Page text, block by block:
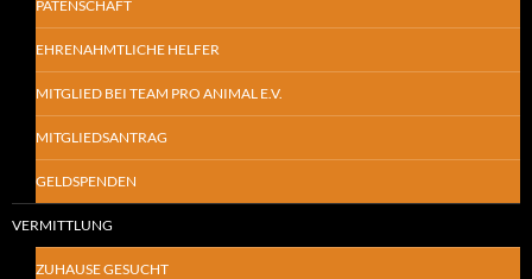
PATENSCHAFT
EHRENAHMTLICHE HELFER
MITGLIED BEI TEAM PRO ANIMAL E.V.
MITGLIEDSANTRAG
GELDSPENDEN
VERMITTLUNG
ZUHAUSE GESUCHT